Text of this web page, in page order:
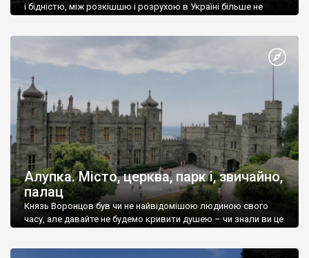
і бідністю, між розкішшю і розрухою в Україні більше не
Алупка. Місто, церква, парк і, звичайно,
палац
Князь Воронцов був чи не найвідомішою людиною свого
часу, але давайте не будемо кривити душею – чи знали ви це